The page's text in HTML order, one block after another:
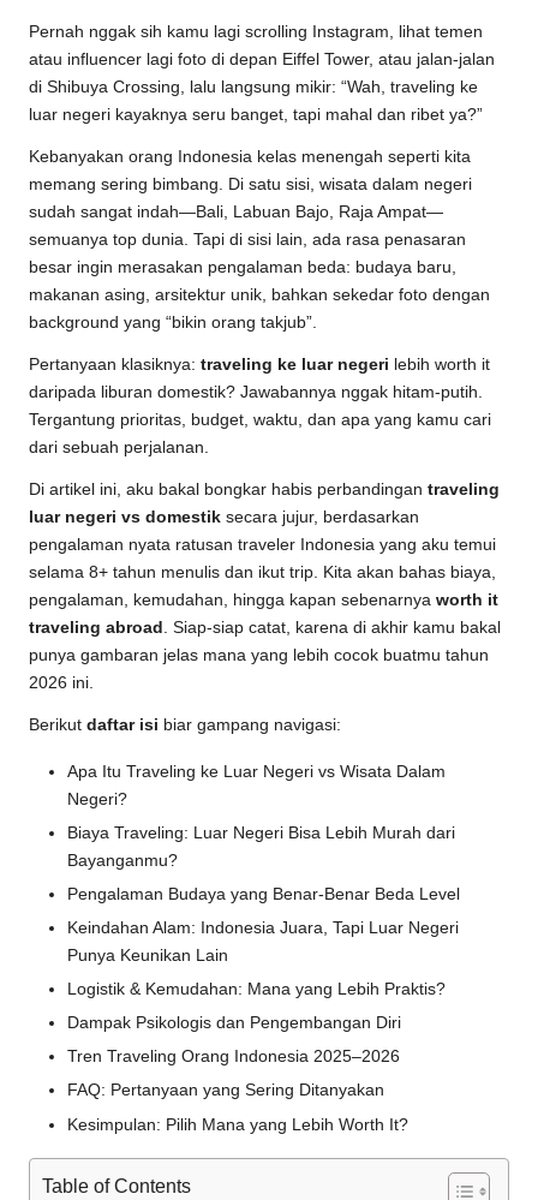
Pernah nggak sih kamu lagi scrolling Instagram, lihat temen
atau influencer lagi foto di depan Eiffel Tower, atau jalan-jalan
di Shibuya Crossing, lalu langsung mikir: “Wah, traveling ke
luar negeri kayaknya seru banget, tapi mahal dan ribet ya?”
Kebanyakan orang Indonesia kelas menengah seperti kita
memang sering bimbang. Di satu sisi, wisata dalam negeri
sudah sangat indah—Bali, Labuan Bajo, Raja Ampat—
semuanya top dunia. Tapi di sisi lain, ada rasa penasaran
besar ingin merasakan pengalaman beda: budaya baru,
makanan asing, arsitektur unik, bahkan sekedar foto dengan
background yang “bikin orang takjub”.
Pertanyaan klasiknya: traveling ke luar negeri lebih worth it
daripada liburan domestik? Jawabannya nggak hitam-putih.
Tergantung prioritas, budget, waktu, dan apa yang kamu cari
dari sebuah perjalanan.
Di artikel ini, aku bakal bongkar habis perbandingan traveling
luar negeri vs domestik secara jujur, berdasarkan
pengalaman nyata ratusan traveler Indonesia yang aku temui
selama 8+ tahun menulis dan ikut trip. Kita akan bahas biaya,
pengalaman, kemudahan, hingga kapan sebenarnya worth it
traveling abroad . Siap-siap catat, karena di akhir kamu bakal
punya gambaran jelas mana yang lebih cocok buatmu tahun
2026 ini.
Berikut daftar isi biar gampang navigasi:
Apa Itu Traveling ke Luar Negeri vs Wisata Dalam
Negeri?
Biaya Traveling: Luar Negeri Bisa Lebih Murah dari
Bayanganmu?
Pengalaman Budaya yang Benar-Benar Beda Level
Keindahan Alam: Indonesia Juara, Tapi Luar Negeri
Punya Keunikan Lain
Logistik & Kemudahan: Mana yang Lebih Praktis?
Dampak Psikologis dan Pengembangan Diri
Tren Traveling Orang Indonesia 2025–2026
FAQ: Pertanyaan yang Sering Ditanyakan
Kesimpulan: Pilih Mana yang Lebih Worth It?
Table of Contents